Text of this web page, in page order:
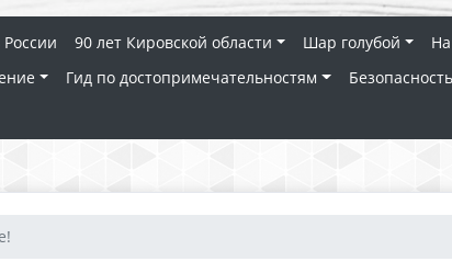
90 лет Кировской области Шар голубой
Гид по достопримечательностям